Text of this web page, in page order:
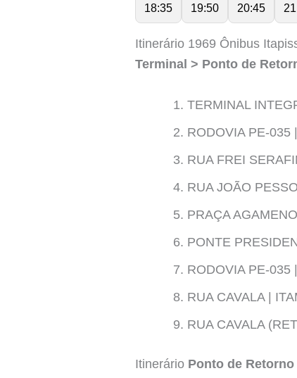
18:35 19:50 20:45
Itinerário 1969 Ônibus
Terminal > Ponto de
TERMINAL
RODOVIA PE-035
RUA FREI
RUA JOÃO
PRAÇA
PONTE
RODOVIA PE-035
RUA CAVALA |
RUA CAVALA
Itinerário Ponto de